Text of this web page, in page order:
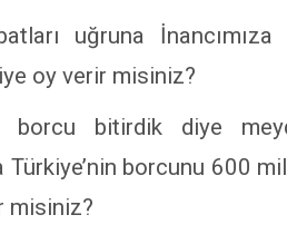
uğruna
oy verir misiniz?
borcu bitirdik diye
Türkiye’nin borcunu 600
misiniz?